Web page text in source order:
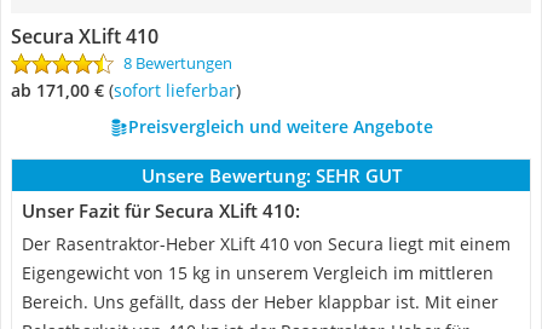
Secura XLift 410
8 Bewertungen
ab 171,00 € ( Sofort lieferbar)
Preisvergleich und weitere Angebote
Unsere Bewertung: SEHR GUT
Unser Fazit für Secura XLift 410:
Der Rasentraktor-Heber XLift 410 von Secura liegt mit einem
Eigengewicht von 15 kg in unserem Vergleich im mittleren
Bereich. Uns gefällt, dass der Heber klappbar ist. Mit einer